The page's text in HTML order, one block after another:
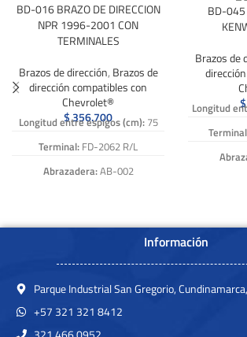
BD-016 BRAZO DE DIRECCION
NPR 1996-2001 CON
TERMINALES
Brazos de dirección, Brazos de
dirección compatibles con
Chevrolet®
$356.700
Longitud entre espigos (cm): 75
Terminal: FD-2062 R/L
Abrazadera:AB-002
BD-045
Brazos de
$
Longitud
Información
Parque Industrial San Gregorio,
+57 321 321 8412